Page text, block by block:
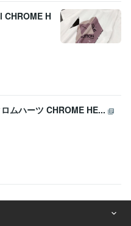
H
ハーツ CHROME HE...